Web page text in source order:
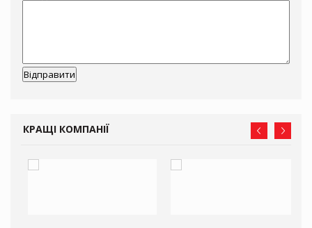
КРАЩІ КОМПАНІЇ